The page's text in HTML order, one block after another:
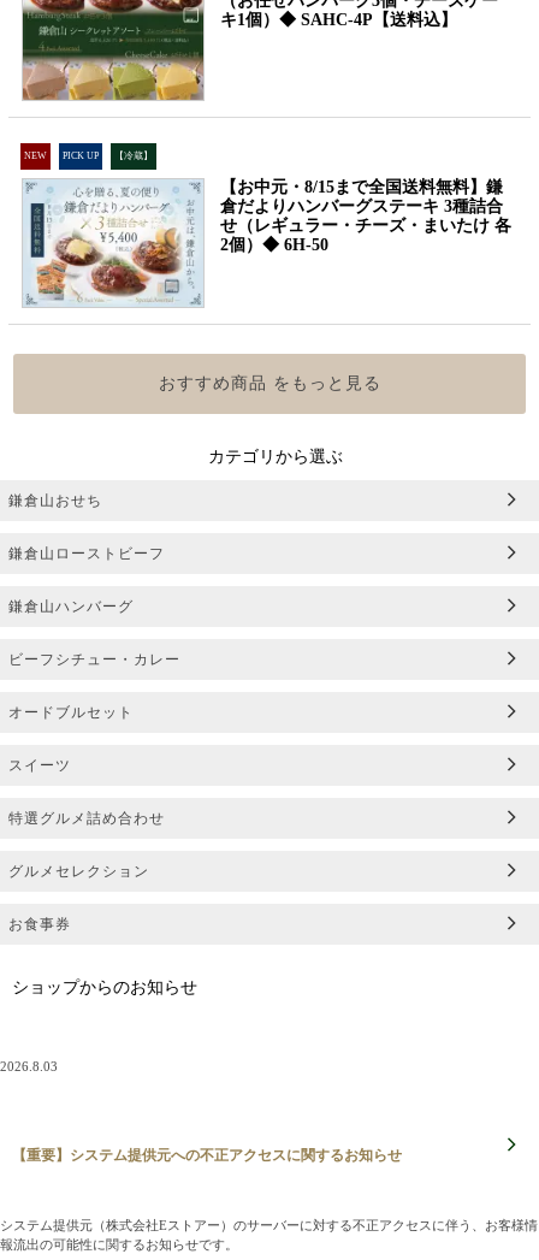
キ1個）◆ SAHC-4P【送料込】
NEW PICK UP 【冷蔵】
【お中元・8/15まで全国送料無料】鎌
倉だよりハンバーグステーキ 3種詰合
せ（レギュラー・チーズ・まいたけ 各
2個）◆ 6H-50
おすすめ商品 をもっと見る
カテゴリから選ぶ
鎌倉山おせち
鎌倉山ローストビーフ
鎌倉山ハンバーグ
ビーフシチュー・カレー
オードブルセット
スイーツ
特選グルメ詰め合わせ
グルメセレクション
お食事券
ショップからのお知らせ
2026.8.03
【重要】システム提供元への不正アクセスに関するお知らせ
システム提供元（株式会社Eストアー）のサーバーに対する不正アクセスに伴う、お客様情
報流出の可能性に関するお知らせです。